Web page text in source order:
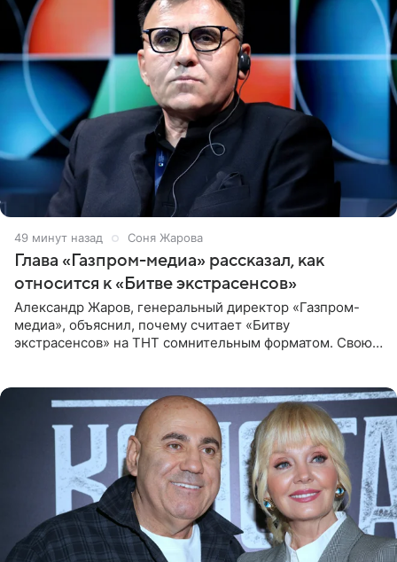
49 минут назад Соня Жарова
Глава «Газпром-медиа» рассказал, как
относится к «Битве экстрасенсов»
Александр Жаров, генеральный директор «Газпром-
медиа», объяснил, почему считает «Битву
экстрасенсов» на ТНТ сомнительным форматом. Свою